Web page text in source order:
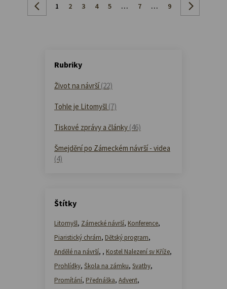
1 2 3 4 5 … 7 … 9
Rubriky
Život na návrší(22)
Tohle je Litomyšl (7)
Tiskové zprávy a články (46)
Šmejdění po Zámeckém návrší - videa
(4)
Štítky
Litomyšl, Zámecké návrší, Konference,
Piaristický chrám, Dětský program,
Andělé na návrší, , Kostel Nalezení sv Kříže,
Prohlídky, Škola na zámku, Svatby,
Promítání, Přednáška, Advent,